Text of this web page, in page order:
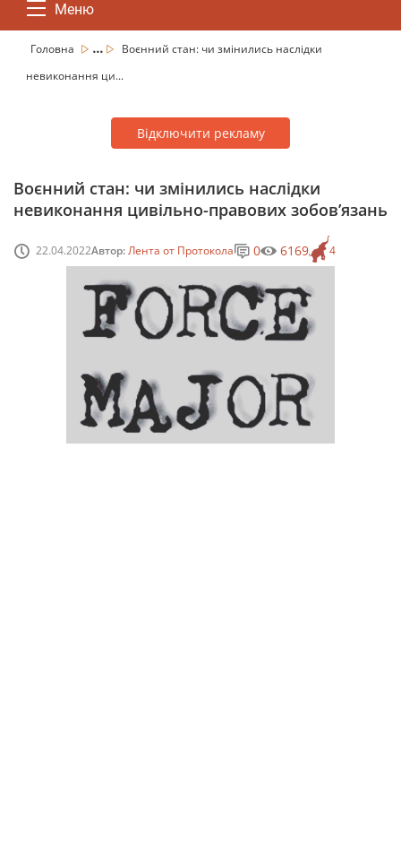
Меню
Головна ...
Воєнний стан: чи змінились наслідки
невиконання ци...
Відключити рекламу
Воєнний стан: чи змінились наслідки
невиконання цивільно-правових зобов’язань
22.04.2022Автор:Лента от Протокола 4
0 6169